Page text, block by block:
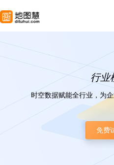
行业
时空数据赋能全行业，为
免费